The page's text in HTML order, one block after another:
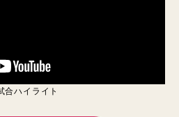
合ハイライト